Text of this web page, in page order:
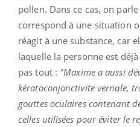
pollen. Dans ce cas, on
correspond à une situation
réagit à une substance, car
laquelle la personne est
pas tout : "Maxime a aussi
kératoconjonctivite vernale,
gouttes oculaires contenant
celles utilisées pour éviter le